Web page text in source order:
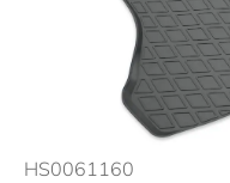
HS0061160